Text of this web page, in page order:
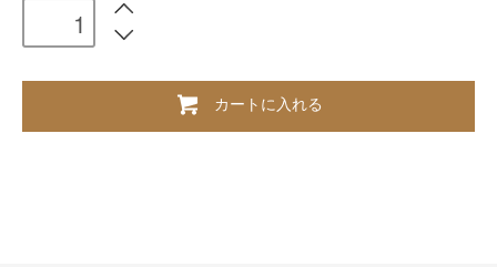
カートに入れる